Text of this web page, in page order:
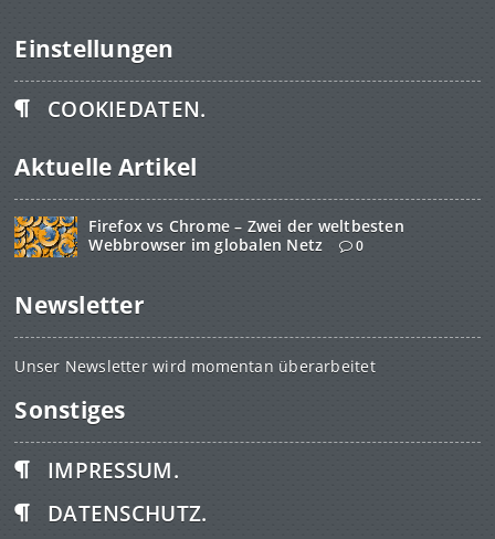
Einstellungen
COOKIEDATEN.
Aktuelle Artikel
Firefox vs Chrome – Zwei der weltbesten
Webbrowser im globalen Netz
0
Newsletter
Unser Newsletter wird momentan überarbeitet
Sonstiges
IMPRESSUM.
DATENSCHUTZ.